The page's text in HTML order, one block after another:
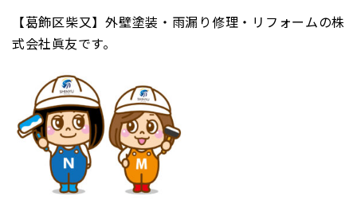
【葛飾区柴又】外壁塗装・雨漏り修理・リフォームの株
式会社眞友です。